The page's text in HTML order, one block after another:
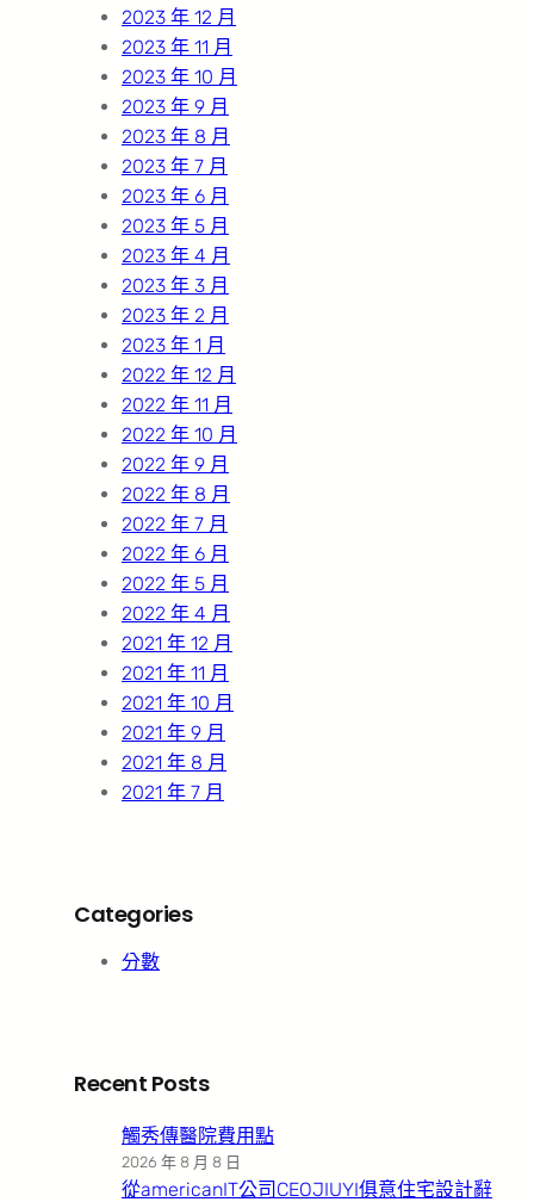
2023 年 12 月
2023 年 11 月
2023 年 10 月
2023 年 9 月
2023 年 8 月
2023 年 7 月
2023 年 6 月
2023 年 5 月
2023 年 4 月
2023 年 3 月
2023 年 2 月
2023 年 1 月
2022 年 12 月
2022 年 11 月
2022 年 10 月
2022 年 9 月
2022 年 8 月
2022 年 7 月
2022 年 6 月
2022 年 5 月
2022 年 4 月
2021 年 12 月
2021 年 11 月
2021 年 10 月
2021 年 9 月
2021 年 8 月
2021 年 7 月
Categories
分數
Recent Posts
觸秀傳醫院費用點
2026 年 8 月 8 日
從americanIT公司CEOJIUYI俱意住宅設計辭